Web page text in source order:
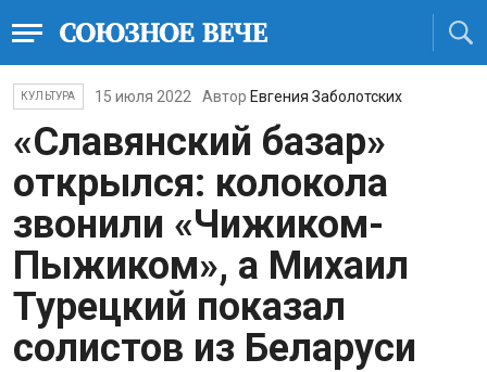
КУЛЬТУРА 15 июля 2022 Автор Евгения Заболотских
«Славянский базар»
открылся: колокола
звонили «Чижиком-
Пыжиком», а Михаил
Турецкий показал
солистов из Беларуси